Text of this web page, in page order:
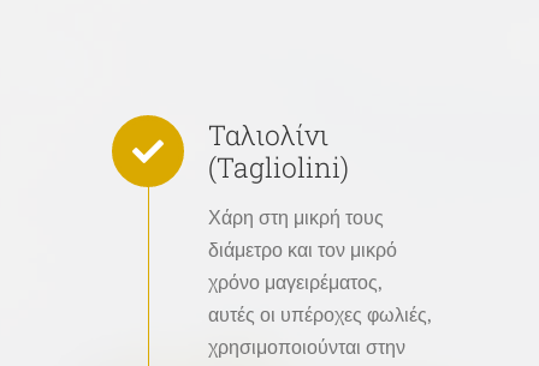
Ταλιολίνι
(Tagliolini)
Χάρη στη μικρή τους
διάμετρο και τον μικρό
χρόνο μαγειρέματος,
αυτές οι υπέροχες φωλιές,
χρησιμοποιούνται στην